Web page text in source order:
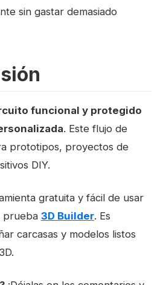
sin gastar demasiado
funcional y protegido
. Este flujo de
prototipos, proyectos de
DIY.
gratuita y fácil de usar
prueba 3D Builder. Es
carcasas y modelos listos